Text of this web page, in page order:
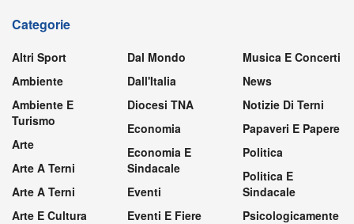
Categorie
Altri Sport
Ambiente
Ambiente E
Turismo
Arte
Arte A Terni
Arte A Terni
Arte E Cultura
Dal Mondo
Dall'Italia
Diocesi TNA
Economia
Economia E
Sindacale
Eventi
Eventi E Fiere
Musica E Concerti
News
Notizie Di Terni
Papaveri E Papere
Politica
Politica E
Sindacale
Psicologicamente